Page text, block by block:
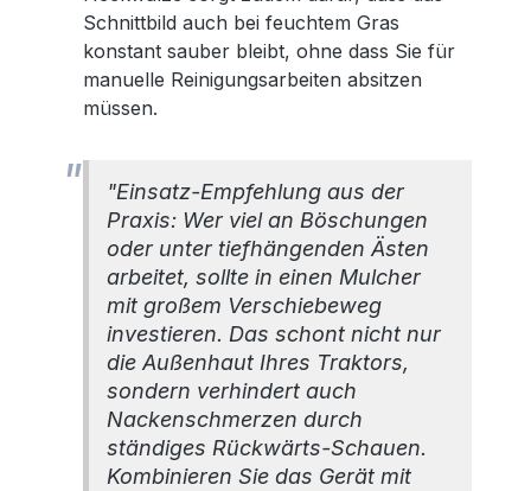
Schnittbild auch bei feuchtem Gras
konstant sauber bleibt, ohne dass Sie für
manuelle Reinigungsarbeiten absitzen
müssen.
"Einsatz-Empfehlung aus der
Praxis: Wer viel an Böschungen
oder unter tiefhängenden Ästen
arbeitet, sollte in einen Mulcher
mit großem Verschiebeweg
investieren. Das schont nicht nur
die Außenhaut Ihres Traktors,
sondern verhindert auch
Nackenschmerzen durch
ständiges Rückwärts-Schauen.
Kombinieren Sie das Gerät mit